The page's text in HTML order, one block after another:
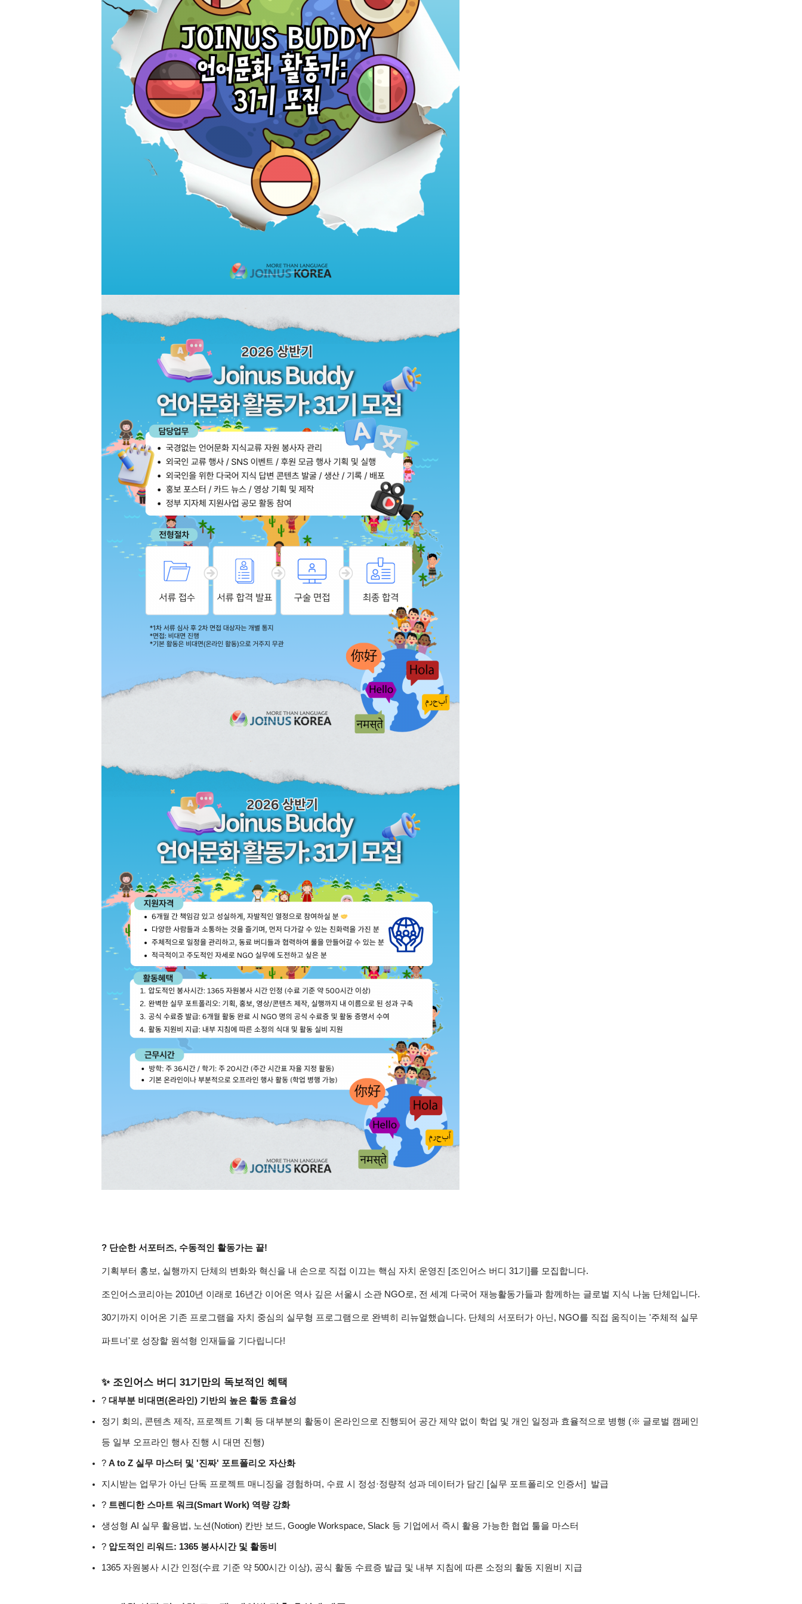
? 단순한 서포터즈, 수동적인 활동가는 끝!
기획부터 홍보, 실행까지 단체의 변화와 혁신을 내 손으로 직접 이끄는 핵심 자치 운영진 [조인어스 버디 31기]를 모집합니다.
조인어스코리아는 2010년 이래로 16년간 이어온 역사 깊은 서울시 소관 NGO로, 전 세계 다국어 재능활동가들과 함께하는 글로벌 지식 나눔 단체입니다.
30기까지 이어온 기존 프로그램을 자치 중심의 실무형 프로그램으로 완벽히 리뉴얼했습니다. 단체의 서포터가 아닌, NGO를 직접 움직이는 '주체적 실무
파트너'로 성장할 원석형 인재들을 기다립니다!
✨ 조인어스 버디 31기만의 독보적인 혜택
? 대부분 비대면(온라인) 기반의 높은 활동 효율성
정기 회의, 콘텐츠 제작, 프로젝트 기획 등 대부분의 활동이 온라인으로 진행되어 공간 제약 없이 학업 및 개인 일정과 효율적으로 병행 (※ 글로벌 캠페인
등 일부 오프라인 행사 진행 시 대면 진행)
? A to Z 실무 마스터 및 '진짜' 포트폴리오 자산화
지시받는 업무가 아닌 단독 프로젝트 매니징을 경험하며, 수료 시 정성·정량적 성과 데이터가 담긴 [실무 포트폴리오 인증서]  발급
? 트렌디한 스마트 워크(Smart Work) 역량 강화
생성형 AI 실무 활용법, 노션(Notion) 칸반 보드, Google Workspace, Slack 등 기업에서 즉시 활용 가능한 협업 툴을 마스터
? 압도적인 리워드: 1365 봉사시간 및 활동비
1365 자원봉사 시간 인정(수료 기준 약 500시간 이상), 공식 활동 수료증 발급 및 내부 지침에 따른 소정의 활동 지원비 지급